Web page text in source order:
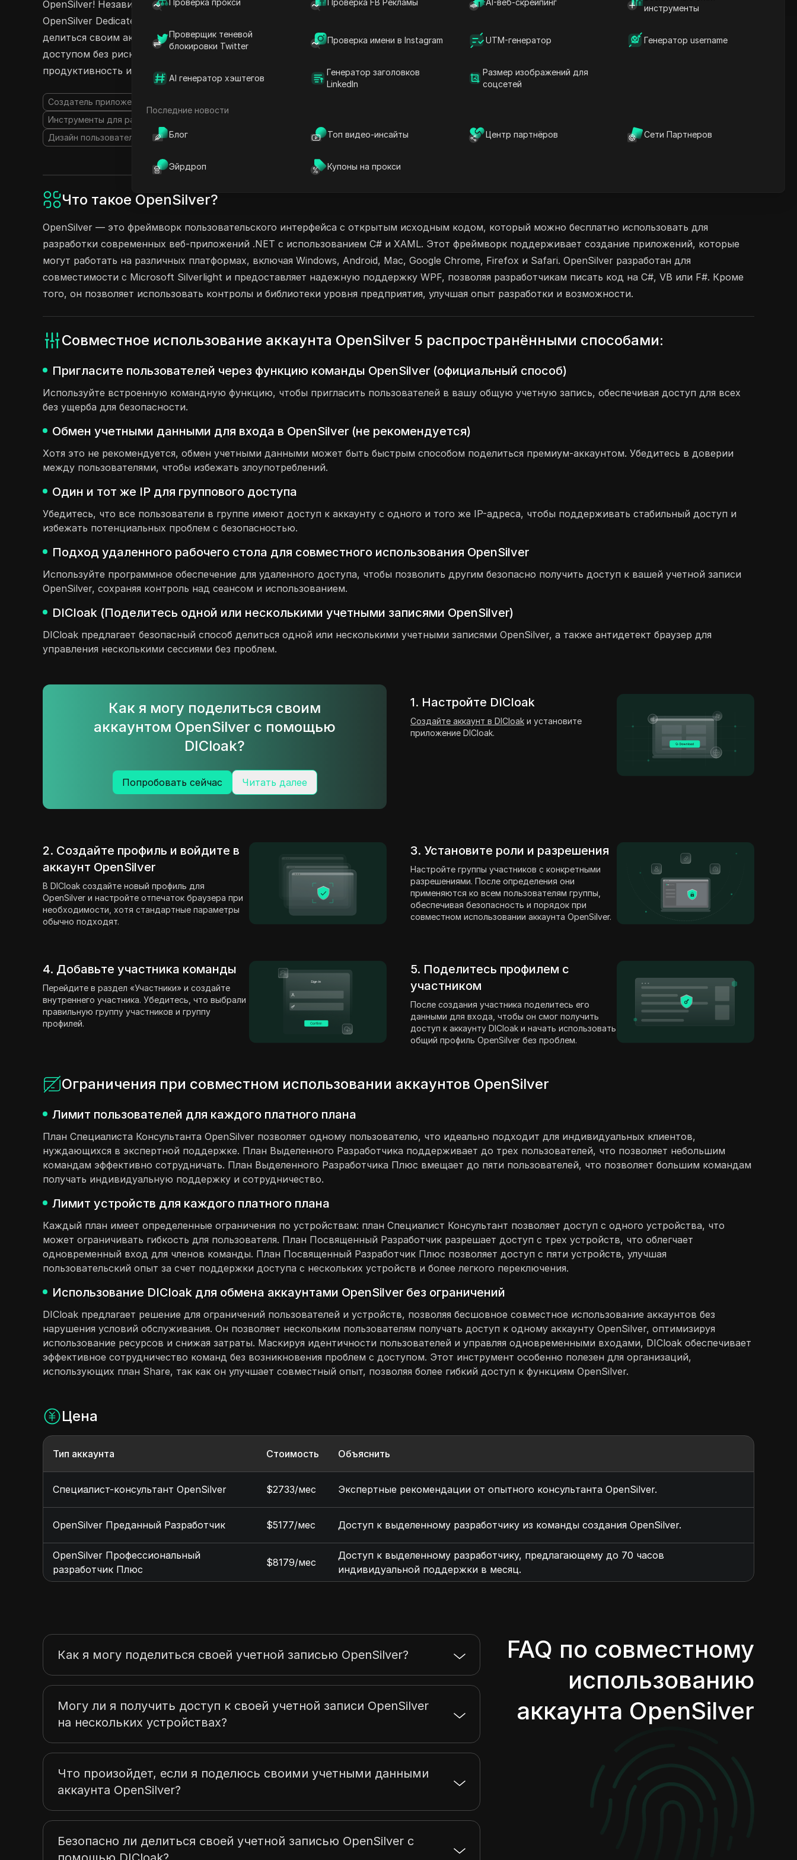
Проверка прокси Проверка FB Рекламы AI-веб-скрейпинг
инструменты
Проверщик теневой
блокировки Twitter
Проверка имени в Instagram UTM-генератор Генератор username
AI генератор хэштегов
Генератор заголовков
LinkedIn
Размер изображений для
соцсетей
Последние новости
Блог Топ видео-инсайты Центр партнёров Сети Партнеров
Эйрдроп Купоны на прокси
OpenSilver! Независимо от того, используете ли вы планы OpenSilver Specialist Consultant,
OpenSilver Dedicated Developer или OpenSilver Dedicated Developer Plus, вы можете легко
делиться своим аккаунтом на нескольких устройствах. Наслаждайтесь бесшовным
доступом без риска раскрытия ваших учетных данных или паролей. Повышайте свою
продуктивность и командную работу с OpenSilver уже сегодня!
Создатель приложений на основе ИИ
Инструменты для разработчиков ИИ
Дизайн пользовательского интерфейса с использованием ИИ
Безкодовое и низкокодовое
Что такое OpenSilver?
OpenSilver — это фреймворк пользовательского интерфейса с открытым исходным кодом, который можно бесплатно использовать для
разработки современных веб-приложений .NET с использованием C# и XAML. Этот фреймворк поддерживает создание приложений, которые
могут работать на различных платформах, включая Windows, Android, Mac, Google Chrome, Firefox и Safari. OpenSilver разработан для
совместимости с Microsoft Silverlight и предоставляет надежную поддержку WPF, позволяя разработчикам писать код на C#, VB или F#. Кроме
того, он позволяет использовать контролы и библиотеки уровня предприятия, улучшая опыт разработки и возможности.
Совместное использование аккаунта OpenSilver 5 распространёнными способами:
Пригласите пользователей через функцию команды OpenSilver (официальный способ)
Используйте встроенную командную функцию, чтобы пригласить пользователей в вашу общую учетную запись, обеспечивая доступ для всех
без ущерба для безопасности.
Обмен учетными данными для входа в OpenSilver (не рекомендуется)
Хотя это не рекомендуется, обмен учетными данными может быть быстрым способом поделиться премиум-аккаунтом. Убедитесь в доверии
между пользователями, чтобы избежать злоупотреблений.
Один и тот же IP для группового доступа
Убедитесь, что все пользователи в группе имеют доступ к аккаунту с одного и того же IP-адреса, чтобы поддерживать стабильный доступ и
избежать потенциальных проблем с безопасностью.
Подход удаленного рабочего стола для совместного использования OpenSilver
Используйте программное обеспечение для удаленного доступа, чтобы позволить другим безопасно получить доступ к вашей учетной записи
OpenSilver, сохраняя контроль над сеансом и использованием.
DICloak (Поделитесь одной или несколькими учетными записями OpenSilver)
DICloak предлагает безопасный способ делиться одной или несколькими учетными записями OpenSilver, а также антидетект браузер для
управления несколькими сессиями без проблем.
Как я могу поделиться своим
аккаунтом OpenSilver с помощью
DICloak?
Попробовать сейчас Читать далее
1. Настройте DICloak
Создайте аккаунт в DICloak и установите
приложение DICloak.
2. Создайте профиль и войдите в
аккаунт OpenSilver
В DICloak создайте новый профиль для
OpenSilver и настройте отпечаток браузера при
необходимости, хотя стандартные параметры
обычно подходят.
3. Установите роли и разрешения
Настройте группы участников с конкретными
разрешениями. После определения они
применяются ко всем пользователям группы,
обеспечивая безопасность и порядок при
совместном использовании аккаунта OpenSilver.
4. Добавьте участника команды
Перейдите в раздел «Участники» и создайте
внутреннего участника. Убедитесь, что выбрали
правильную группу участников и группу
профилей.
5. Поделитесь профилем с
участником
После создания участника поделитесь его
данными для входа, чтобы он смог получить
доступ к аккаунту DICloak и начать использовать
общий профиль OpenSilver без проблем.
Ограничения при совместном использовании аккаунтов OpenSilver
Лимит пользователей для каждого платного плана
План Специалиста Консультанта OpenSilver позволяет одному пользователю, что идеально подходит для индивидуальных клиентов,
нуждающихся в экспертной поддержке. План Выделенного Разработчика поддерживает до трех пользователей, что позволяет небольшим
командам эффективно сотрудничать. План Выделенного Разработчика Плюс вмещает до пяти пользователей, что позволяет большим командам
получать индивидуальную поддержку и сотрудничество.
Лимит устройств для каждого платного плана
Каждый план имеет определенные ограничения по устройствам: план Специалист Консультант позволяет доступ с одного устройства, что
может ограничивать гибкость для пользователя. План Посвященный Разработчик разрешает доступ с трех устройств, что облегчает
одновременный вход для членов команды. План Посвященный Разработчик Плюс позволяет доступ с пяти устройств, улучшая
пользовательский опыт за счет поддержки доступа с нескольких устройств и более легкого переключения.
Использование DICloak для обмена аккаунтами OpenSilver без ограничений
DICloak предлагает решение для ограничений пользователей и устройств, позволяя бесшовное совместное использование аккаунтов без
нарушения условий обслуживания. Он позволяет нескольким пользователям получать доступ к одному аккаунту OpenSilver, оптимизируя
использование ресурсов и снижая затраты. Маскируя идентичности пользователей и управляя одновременными входами, DICloak обеспечивает
эффективное сотрудничество команд без возникновения проблем с доступом. Этот инструмент особенно полезен для организаций,
использующих план Share, так как он улучшает совместный опыт, позволяя более гибкий доступ к функциям OpenSilver.
Цена
Тип аккаунта Стоимость Объяснить
Специалист-консультант OpenSilver $2733/мес Экспертные рекомендации от опытного консультанта OpenSilver.
OpenSilver Преданный Разработчик $5177/мес Доступ к выделенному разработчику из команды создания OpenSilver.
OpenSilver Профессиональный
разработчик Плюс
$8179/мес
Доступ к выделенному разработчику, предлагающему до 70 часов
индивидуальной поддержки в месяц.
FAQ по совместному
использованию
аккаунта OpenSilver
Как я могу поделиться своей учетной записью OpenSilver?
Могу ли я получить доступ к своей учетной записи OpenSilver
на нескольких устройствах?
Что произойдет, если я поделюсь своими учетными данными
аккаунта OpenSilver?
Безопасно ли делиться своей учетной записью OpenSilver с